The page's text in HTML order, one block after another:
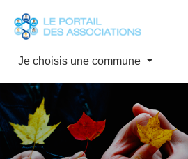
Je choisis une commune